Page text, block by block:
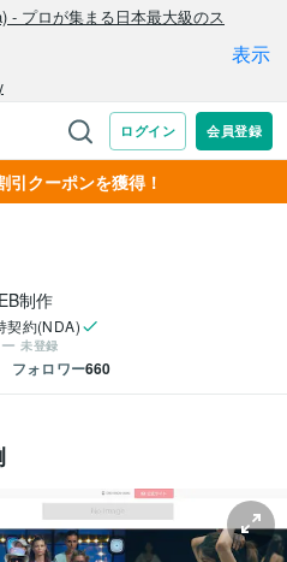
引クーポンを獲得！
制作
契約(NDA)
未登録
フォロワー660